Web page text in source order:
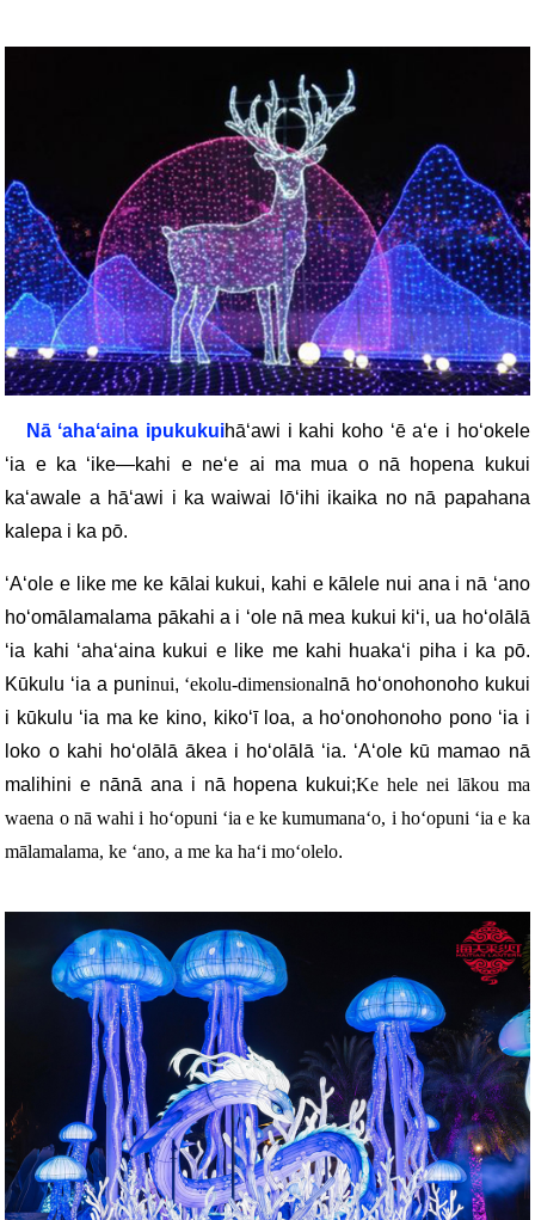
Nā ʻahaʻaina ipukukuihāʻawi i kahi koho ʻē aʻe i hoʻokele
ʻia e ka ʻike—kahi e neʻe ai ma mua o nā hopena kukui
kaʻawale a hāʻawi i ka waiwai lōʻihi ikaika no nā papahana
kalepa i ka pō.
ʻAʻole e like me ke kālai kukui, kahi e kālele nui ana i nā ʻano
hoʻomālamalama pākahi a i ʻole nā ​​​​mea kukui kiʻi, ua hoʻolālā
ʻia kahi ʻahaʻaina kukui e like me kahi huakaʻi piha i ka pō.
Kūkulu ʻia a puninui, ʻekolu-dimensionalnā hoʻonohonoho kukui
i kūkulu ʻia ma ke kino, kikoʻī loa, a hoʻonohonoho pono ʻia i
loko o kahi hoʻolālā ākea i hoʻolālā ʻia. ʻAʻole kū mamao nā
malihini e nānā ana i nā hopena kukui;Ke hele nei lākou ma
waena o nā wahi i hoʻopuni ʻia e ke kumumanaʻo, i hoʻopuni ʻia e ka
mālamalama, ke ʻano, a me ka haʻi moʻolelo.